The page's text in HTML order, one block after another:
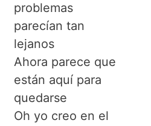
problemas
parecían tan
lejanos
Ahora parece que
están aquí para
quedarse
Oh yo creo en el